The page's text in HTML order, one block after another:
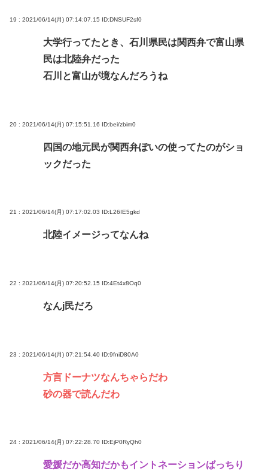
19 : 2021/06/14(月) 07:14:07.15 ID:DNSUF2sf0
大学行ってたとき、石川県民は関西弁で富山県
民は北陸弁だった
石川と富山が境なんだろうね
20 : 2021/06/14(月) 07:15:51.16 ID:bei/zbim0
四国の地元民が関西弁ぽいの使ってたのがショ
ックだった
21 : 2021/06/14(月) 07:17:02.03 ID:L26IE5gkd
北陸イメージってなんね
22 : 2021/06/14(月) 07:20:52.15 ID:4Et4x8Oq0
なんj民だろ
23 : 2021/06/14(月) 07:21:54.40 ID:9fniD80A0
方言ドーナツなんちゃらだわ
砂の器で読んだわ
24 : 2021/06/14(月) 07:22:28.70 ID:EjP0RyQh0
愛媛だか高知だかもイントネーションばっちり